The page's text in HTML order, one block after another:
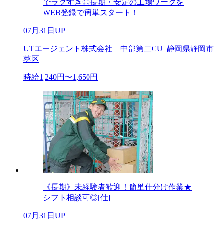
でラクすぎ◎長期・安定の工場ワークを
WEB登録で簡単スタート！
07月31日UP
UTエージェント株式会社 中部第二CU_静岡県静岡市
葵区
時給1,240円〜1,650円
《長期》未経験者歓迎！簡単仕分け作業★
シフト相談可◎[仕]
07月31日UP